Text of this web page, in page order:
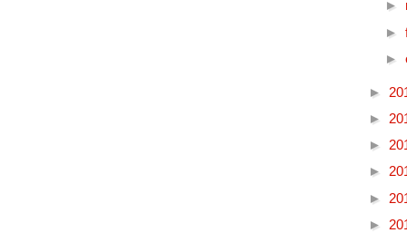
►
►
►
►
►
►
►
►
►